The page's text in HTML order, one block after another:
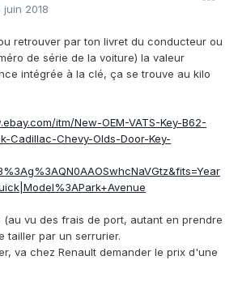
juin 2018
retrouver par ton livret du conducteur ou
de série de la voiture) la valeur
intégrée à la clé, ça se trouve au kilo
itm/New-OEM-VATS-Key-B62-
Cadillac-Chevy-Olds-Door-Key-
vu des frais de port, autant en prendre
tailler par un serrurier.
va chez Renault demander le prix d'une